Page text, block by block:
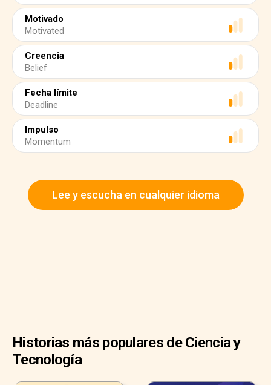
Motivado
Motivated
Creencia
Belief
Fecha límite
Deadline
Impulso
Momentum
Lee y escucha en cualquier idioma
Historias más populares de Ciencia y
Tecnología